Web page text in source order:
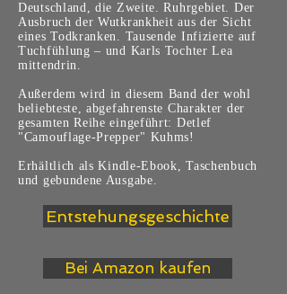
Deutschland, die Zweite. Ruhrgebiet. Der
Ausbruch der Wutkrankheit aus der Sicht
eines Todkranken. Tausende Infizierte auf
Tuchfühlung – und Karls Tochter Lea
mittendrin.
Außerdem wird in diesem Band der wohl
beliebteste, abgefahrenste Charakter der
gesamten Reihe eingeführt: Detlef
"Camouflage-Prepper" Kuhms!
Erhältlich als Kindle-Ebook, Taschenbuch
und gebundene Ausgabe.
Entstehungsgeschichte
Bei Amazon kaufen